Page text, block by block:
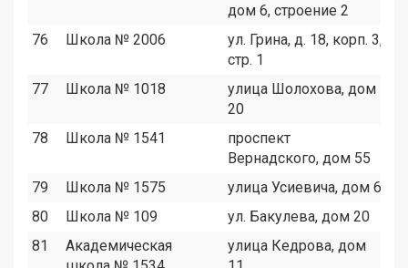
дом 6, строение 2
76 Школа № 2006
ул. Грина, д. 18, корп. 3,
стр. 1
77 Школа № 1018
улица Шолохова, дом
20
78 Школа № 1541
проспект
Вернадского, дом 55
79 Школа № 1575 улица Усиевича, дом 6
80
Школа № 109 ул. Бакулева, дом 20
81
Академическая
улица Кедрова, дом